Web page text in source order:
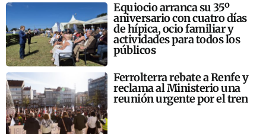
Equiocio arranca su 35º
aniversario con cuatro días
de hípica, ocio familiar y
actividades para todos los
públicos
Ferrolterra rebate a Renfe y
reclama al Ministerio una
reunión urgente por el tren